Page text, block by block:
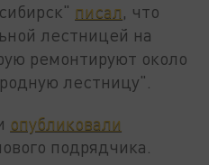
писал, что
лестницей на
ремонтируют около
лестницу".
опубликовали
подрядчика.